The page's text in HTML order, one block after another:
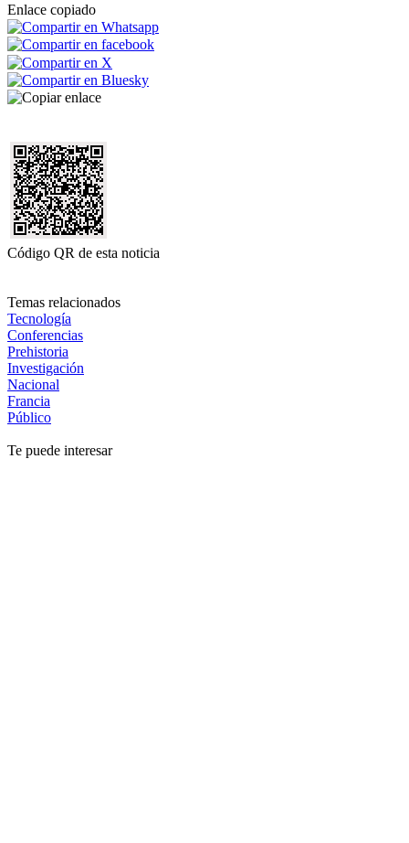
Enlace copiado
Código QR de esta noticia
Temas relacionados
Tecnología
Conferencias
Prehistoria
Investigación
Nacional
Francia
Público
Te puede interesar